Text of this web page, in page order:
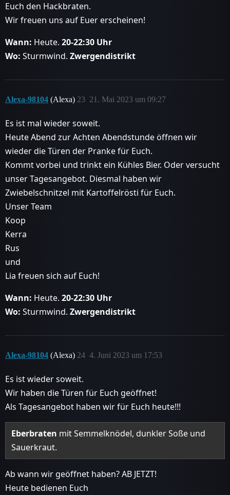
Euch den Hackbraten.
Wir freuen uns auf Euer erscheinen!
Wann: Heute. 20-22:30 Uhr
Wo: Sturmwind. Zwergendistrikt
Alexa-98104 (Alexa) 21. Mai 2023 um 09:27
23
Es ist mal wieder soweit.
Heute Abend zur Achten Abendstunde öffnen wir
wieder die Türen der Pranke für Euch.
Kommt vorbei und trinkt ein Kühles Bier. Oder versucht
unser Tagesangebot. Diesmal haben wir
Zwiebelschnitzel mit Kartoffelrösti für Euch.
Unser Team
Koop
Kerra
Rus
und
Lia freuen sich auf Euch!
Wann: Heute. 20-22:30 Uhr
Wo: Sturmwind. Zwergendistrikt
Alexa-98104 (Alexa) 4. Juni 2023 um 17:53
24
Es ist wieder soweit.
Wir haben die Türen für Euch geöffnet!
Als Tagesangebot haben wir für Euch heute!!!
Eberbraten mit Semmelknödel, dunkler Soße und
Sauerkraut.
Ab wann wir geöffnet haben? AB JETZT!
Heute bedienen Euch